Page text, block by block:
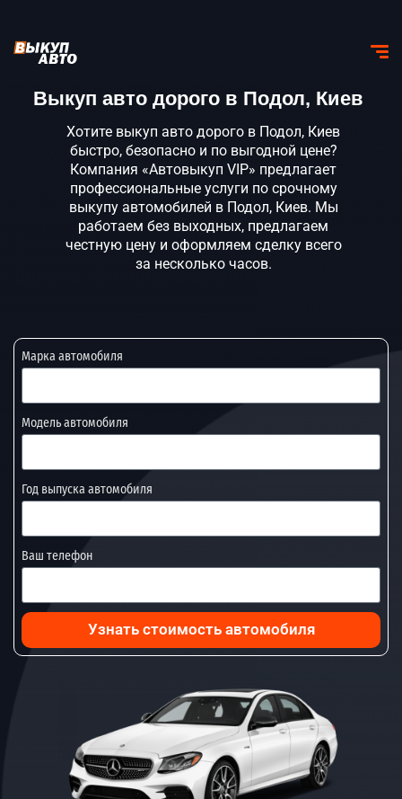
Выкуп авто дорого в Подол, Киев
Хотите выкуп авто дорого в Подол, Киев
быстро, безопасно и по выгодной цене?
Компания «Автовыкуп VIP» предлагает
профессиональные услуги по срочному
выкупу автомобилей в Подол, Киев. Мы
работаем без выходных, предлагаем
честную цену и оформляем сделку всего
за несколько часов.
Марка автомобиля
Модель автомобиля
Год выпуска автомобиля
Ваш телефон
Узнать стоимость автомобиля